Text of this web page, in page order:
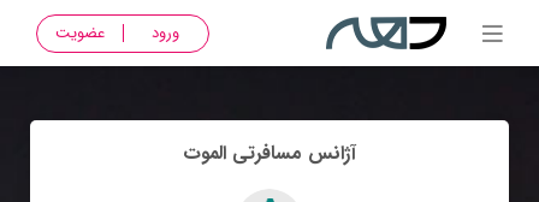
ورود عضویت
آژانس مسافرتی الموت